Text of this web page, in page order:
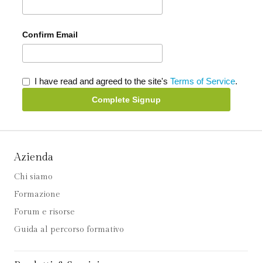
Confirm Email
I have read and agreed to the site's Terms of Service.
Complete Signup
Azienda
Chi siamo
Formazione
Forum e risorse
Guida al percorso formativo